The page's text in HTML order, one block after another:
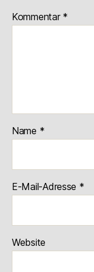
Kommentar *
Name *
E-Mail-Adresse *
Website